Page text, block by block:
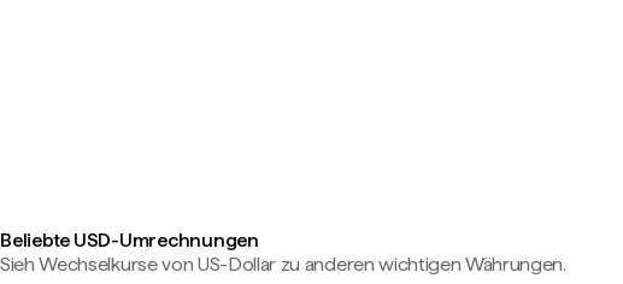
Beliebte USD-Umrechnungen
Sieh Wechselkurse von US-Dollar zu anderen wichtigen Währungen.